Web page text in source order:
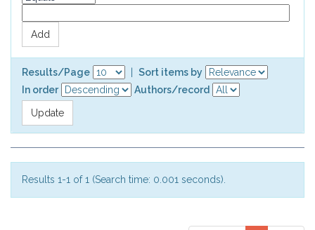
Results/Page
Sort items by
In order
Authors/record
Results 1-1 of 1 (Search time: 0.001 seconds).